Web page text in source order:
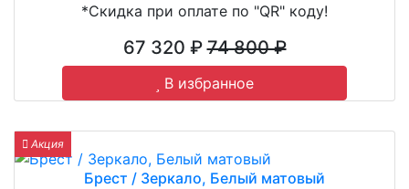
*Скидка при оплате по "QR" коду!
67 320 ₽74 800 ₽
В избранное
Акция
Брест / Зеркало, Белый матовый